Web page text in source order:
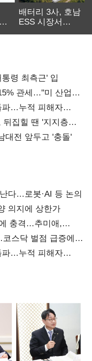
배터리 3사, 호남
ESS 시장서
령 최측근' 입
관세…"미 산업
파…누적 피해자
집힐 땐 '지지층
대전 앞두고 '충돌'
다…로봇·AI 등 논의
의지에 상한가
충격…추미애,
스닥 벌점 급증에
파…누적 피해자